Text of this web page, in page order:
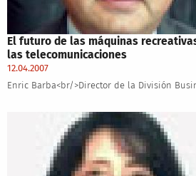
El futuro de las máquinas
las telecomunicaciones
12.04.2007
Enric Barba<br/>Director de la División